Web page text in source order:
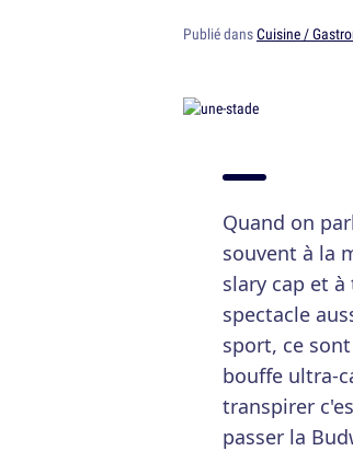
Publié dansCuisine /
Quand on
souvent à la
slary cap et
spectacle
sport, ce
bouffe ultra-
transpirer
passer la